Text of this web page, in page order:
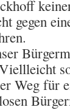
gegen
Weg für